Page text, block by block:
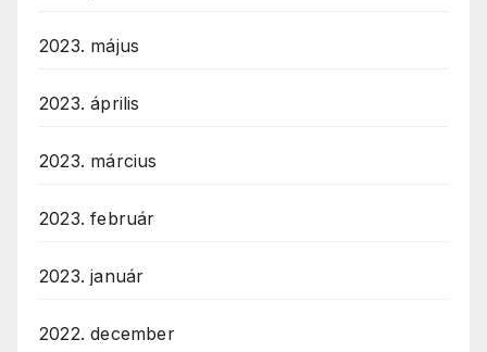
2023. május
2023. április
2023. március
2023. február
2023. január
2022. december